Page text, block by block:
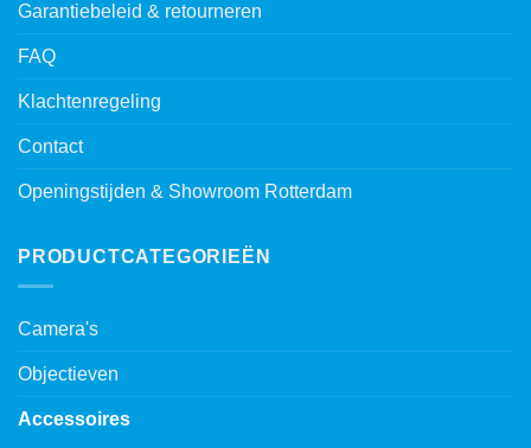
Garantiebeleid & retourneren
FAQ
Klachtenregeling
Contact
Openingstijden & Showroom Rotterdam
PRODUCTCATEGORIEËN
Camera's
Objectieven
Accessoires